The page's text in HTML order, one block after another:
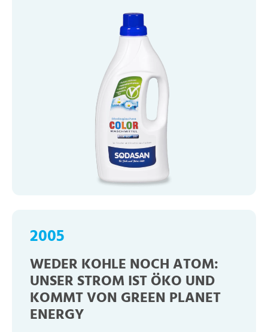
2005
WEDER KOHLE NOCH ATOM:
UNSER STROM IST ÖKO UND
KOMMT VON GREEN PLANET
ENERGY